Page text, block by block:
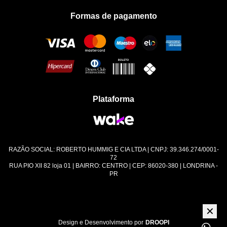
✕
Política de Privacidade
Formas de pagamento
Plataforma
RAZÃO SOCIAL: ROBERTO HUMMIG E CIA LTDA | CNPJ: 39.346.274/0001-
72
RUA PIO XII 82 loja 01 | BAIRRO: CENTRO | CEP: 86020-380 | LONDRINA -
PR
Design e Desenvolvimento por DROOPI